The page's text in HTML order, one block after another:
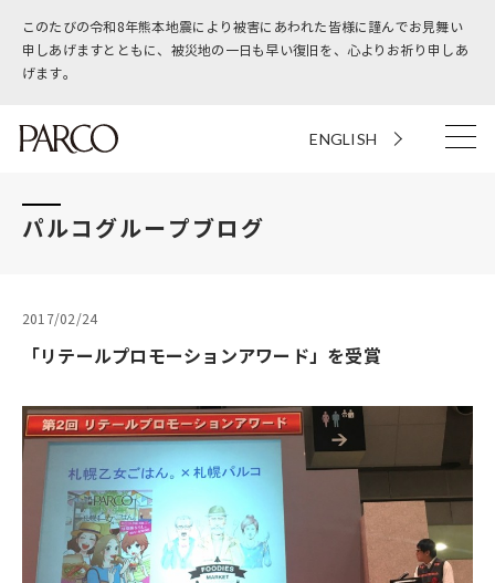
このたびの令和8年熊本地震により被害にあわれた皆様に謹んでお見舞い
申しあげますとともに、被災地の一日も早い復旧を、心よりお祈り申しあ
げます。
ENGLISH
パルコグループブログ
2017/02/24
「リテールプロモーションアワード」を受賞